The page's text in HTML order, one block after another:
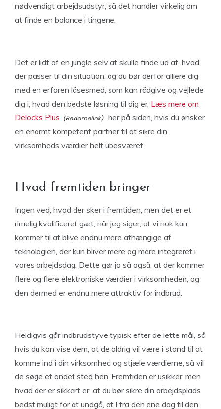
nødvendigt arbejdsudstyr, så det handler virkelig om
at finde en balance i tingene.
Det er lidt af en jungle selv at skulle finde ud af, hvad
der passer til din situation, og du bør derfor alliere dig
med en erfaren låsesmed, som kan rådgive og vejlede
dig i, hvad den bedste løsning til dig er. Læs mere om
Delocks Plus
her på siden, hvis du ønsker
en enormt kompetent partner til at sikre din
virksomheds værdier helt ubesværet.
Hvad fremtiden bringer
Ingen ved, hvad der sker i fremtiden, men det er et
rimelig kvalificeret gæt, når jeg siger, at vi nok kun
kommer til at blive endnu mere afhængige af
teknologien, der kun bliver mere og mere integreret i
vores arbejdsdag. Dette gør jo så også, at der kommer
flere og flere elektroniske værdier i virksomheden, og
den dermed er endnu mere attraktiv for indbrud.
Heldigvis går indbrudstyve typisk efter de lette mål, så
hvis du kan vise dem, at de aldrig vil være i stand til at
komme ind i din virksomhed og stjæle værdierne, så vil
de søge et andet sted hen. Fremtiden er usikker, men
hvad der er sikkert er, at du bør sikre din arbejdsplads
bedst muligt for at undgå, at I fra den ene dag til den